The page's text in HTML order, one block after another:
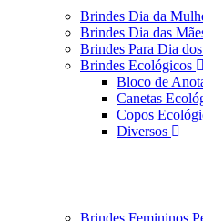
Brindes Dia da
Brindes Dia das
Brindes Para Dia
Brindes Ecológicos
Bloco de
Canetas
Copos
Diversos
Brindes Femininos